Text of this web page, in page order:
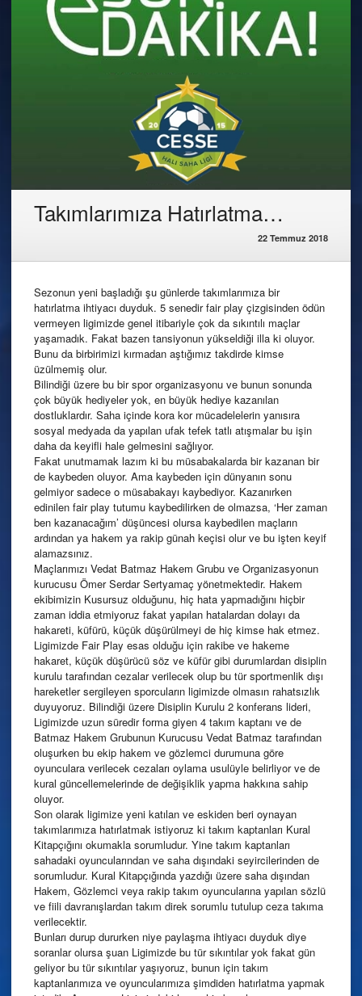
Takımlarımıza Hatırlatma…
22 Temmuz 2018
Sezonun yeni başladığı şu günlerde takımlarımıza bir
hatırlatma ihtiyacı duyduk. 5 senedir fair play çizgisinden ödün
vermeyen ligimizde genel itibariyle çok da sıkıntılı maçlar
yaşamadık. Fakat bazen tansiyonun yükseldiği illa ki oluyor.
Bunu da birbirimizi kırmadan aştığımız takdirde kimse
üzülmemiş olur.
Bilindiği üzere bu bir spor organizasyonu ve bunun sonunda
çok büyük hediyeler yok, en büyük hediye kazanılan
dostluklardır. Saha içinde kora kor mücadelelerin yanısıra
sosyal medyada da yapılan ufak tefek tatlı atışmalar bu işin
daha da keyifli hale gelmesini sağlıyor.
Fakat unutmamak lazım ki bu müsabakalarda bir kazanan bir
de kaybeden oluyor. Ama kaybeden için dünyanın sonu
gelmiyor sadece o müsabakayı kaybediyor. Kazanırken
edinilen fair play tutumu kaybedilirken de olmazsa, ‘Her zaman
ben kazanacağım’ düşüncesi olursa kaybedilen maçların
ardından ya hakem ya rakip günah keçisi olur ve bu işten keyif
alamazsınız.
Maçlarımızı Vedat Batmaz Hakem Grubu ve Organizasyonun
kurucusu Ömer Serdar Sertyamaç yönetmektedir. Hakem
ekibimizin Kusursuz olduğunu, hiç hata yapmadığını hiçbir
zaman iddia etmiyoruz fakat yapılan hatalardan dolayı da
hakareti, küfürü, küçük düşürülmeyi de hiç kimse hak etmez.
Ligimizde Fair Play esas olduğu için rakibe ve hakeme
hakaret, küçük düşürücü söz ve küfür gibi durumlardan disiplin
kurulu tarafından cezalar verilecek olup bu tür sportmenlik dışı
hareketler sergileyen sporcuların ligimizde olmasın rahatsızlık
duyuyoruz. Bilindiği üzere Disiplin Kurulu 2 konferans lideri,
Ligimizde uzun süredir forma giyen 4 takım kaptanı ve de
Batmaz Hakem Grubunun Kurucusu Vedat Batmaz tarafından
oluşurken bu ekip hakem ve gözlemci durumuna göre
oyunculara verilecek cezaları oylama usulüyle belirliyor ve de
kural güncellemelerinde de değişiklik yapma hakkına sahip
oluyor.
Son olarak ligimize yeni katılan ve eskiden beri oynayan
takımlarımıza hatırlatmak istiyoruz ki takım kaptanları Kural
Kitapçığını okumakla sorumludur. Yine takım kaptanları
sahadaki oyuncularından ve saha dışındaki seyircilerinden de
sorumludur. Kural Kitapçığında yazdığı üzere saha dışından
Hakem, Gözlemci veya rakip takım oyuncularına yapılan sözlü
ve fiili davranışlardan takım direk sorumlu tutulup ceza takıma
verilecektir.
Bunları durup dururken niye paylaşma ihtiyacı duyduk diye
soranlar olursa şuan Ligimizde bu tür sıkıntılar yok fakat gün
geliyor bu tür sıkıntılar yaşıyoruz, bunun için takım
kaptanlarımıza ve oyuncularımıza şimdiden hatırlatma yapmak